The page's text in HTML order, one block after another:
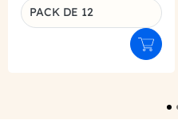
Déclinaison du produit
PACK DE 12